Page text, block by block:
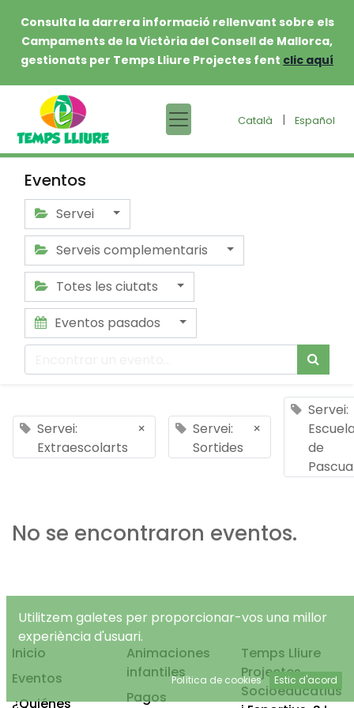
Consulta la darrera informació rellenvant sobre els
Campaments de la Victòria del Consell de Mallorca,
gestionats per Temps Lliure Projectes fent clic aquí
Català | Español
Eventos
Servei
Serveis complementaris
Totes les ciutats
Eventos pasados
Servei:
Extraescolarts
×
Servei:
Sortides
×
Servei:
de
Pascua
No se encontraron eventos.
Inicio
Eventos
¿Quiénes
Animaciones
infantiles
Pagos
Temps Lliure
Projectes
Socioeducatius
Utilitzem galetes per proporcionar-vos una millor
experiència d'usuari.
Política de cookies Estic d'acord